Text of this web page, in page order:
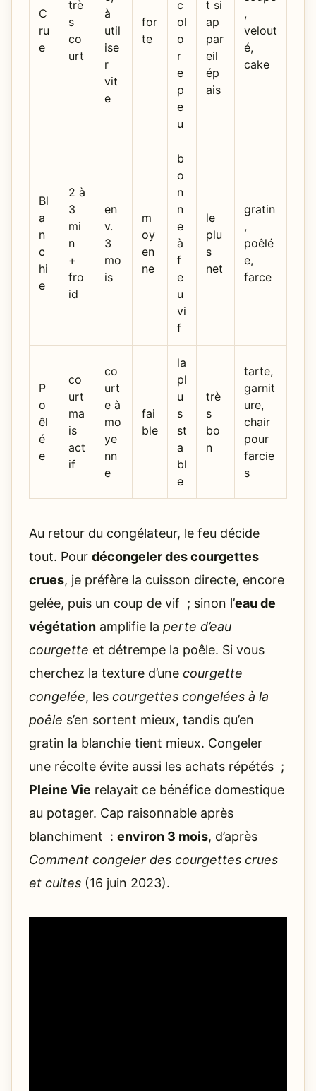
C
ru
e
trè
s
co
urt
à
util
ise
r
vit
e
for
te
c
ol
o
r
e
p
e
u
t si
ap
par
eil
ép
ais
,
velout
é,
cake
Bl
a
n
c
hi
e
2 à
3
mi
n
+
fro
id
en
v.
3
mo
is
m
oy
en
ne
b
o
n
n
e
à
f
e
u
vi
f
le
plu
s
net
gratin
,
poêlé
e,
farce
P
o
êl
é
e
co
urt
ma
is
act
if
co
urt
e à
mo
ye
nn
e
fai
ble
la
pl
u
s
st
a
bl
e
trè
s
bo
n
tarte,
garnit
ure,
chair
pour
farcie
s
Au retour du congélateur, le feu décide
tout. Pour décongeler des courgettes
crues, je préfère la cuisson directe, encore
gelée, puis un coup de vif ; sinon l’eau de
végétation amplifie la perte d’eau
courgette et détrempe la poêle. Si vous
cherchez la texture d’une courgette
congelée, les courgettes congelées à la
poêle s’en sortent mieux, tandis qu’en
gratin la blanchie tient mieux. Congeler
une récolte évite aussi les achats répétés ;
Pleine Vie relayait ce bénéfice domestique
au potager. Cap raisonnable après
blanchiment : environ 3 mois, d’après
Comment congeler des courgettes crues
et cuites (16 juin 2023).